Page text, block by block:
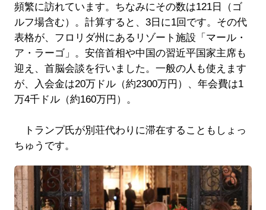
頻繁に訪れています。ちなみにその数は121日（ゴ
ルフ場含む）。計算すると、3日に1回です。その代
表格が、フロリダ州にあるリゾート施設「マール・
ア・ラーゴ」。安倍首相や中国の習近平国家主席も
迎え、首脳会談を行いました。一般の人も使えます
が、入会金は20万ドル（約2300万円）、年会費は1
万4千ドル（約160万円）。
トランプ氏が別荘代わりに滞在することもしょっ
ちゅうです。